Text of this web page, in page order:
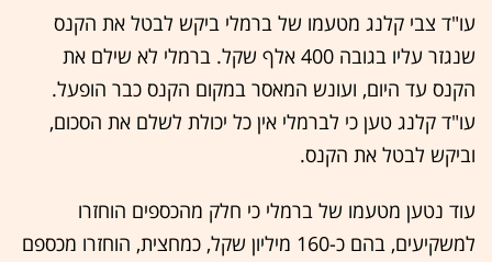
עו"ד צבי קלנג מטעמו של ברמלי ביקש לבטל את הקנס
שנגזר עליו בגובה 400 אלף שקל. ברמלי לא שילם את
הקנס עד היום, ועונש המאסר במקום הקנס כבר הופעל.
עו"ד קלנג טען כי לברמלי אין כל יכולת לשלם את הסכום,
וביקש לבטל את הקנס.
עוד נטען מטעמו של ברמלי כי חלק מהכספים הוחזרו
למשקיעים, בהם כ-160 מיליון שקל, כמחצית, הוחזרו מכספם